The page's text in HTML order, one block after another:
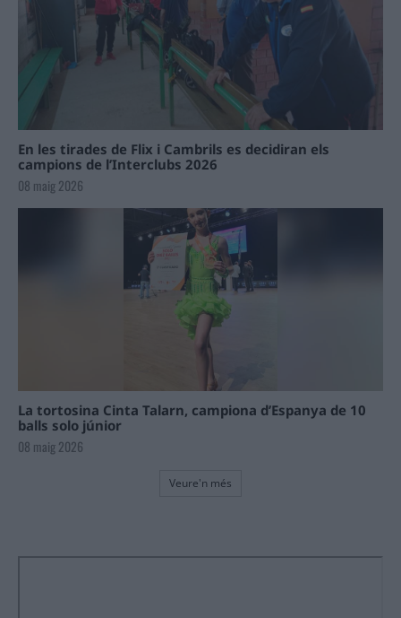
En les tirades de Flix i Cambrils es decidiran els
campions de l’Interclubs 2026
08 maig 2026
La tortosina Cinta Talarn, campiona d’Espanya de 10
balls solo júnior
08 maig 2026
Veure'n més